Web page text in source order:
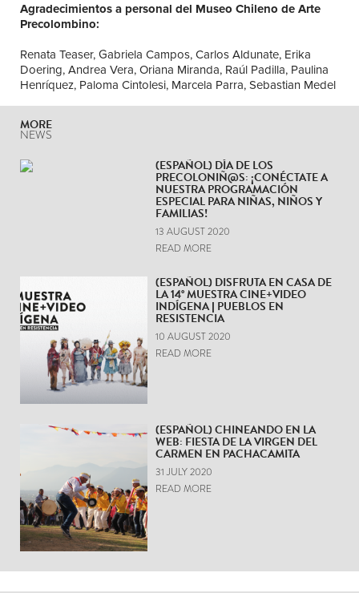
Agradecimientos a personal del Museo Chileno de Arte
Precolombino:
Renata Teaser, Gabriela Campos, Carlos Aldunate, Erika
Doering, Andrea Vera, Oriana Miranda, Raúl Padilla, Paulina
Henríquez, Paloma Cintolesi, Marcela Parra, Sebastian Medel
MORE
NEWS
(ESPAÑOL) DÍA DE LOS
PRECOLONIÑ@S: ¡CONÉCTATE A
NUESTRA PROGRAMACIÓN
ESPECIAL PARA NIÑAS, NIÑOS Y
FAMILIAS!
13 AUGUST 2020
READ MORE
(ESPAÑOL) DISFRUTA EN CASA DE
LA 14° MUESTRA CINE+VIDEO
INDÍGENA | PUEBLOS EN
RESISTENCIA
10 AUGUST 2020
READ MORE
(ESPAÑOL) CHINEANDO EN LA
WEB: FIESTA DE LA VIRGEN DEL
CARMEN EN PACHACAMITA
31 JULY 2020
READ MORE